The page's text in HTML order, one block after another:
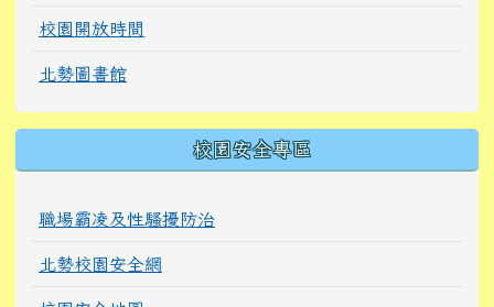
校園開放時間
北勢圖書館
校園安全專區
職場霸凌及性騷擾防治
北勢校園安全網